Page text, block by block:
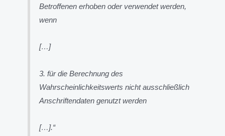
Betroffenen erhoben oder verwendet werden,
wenn
[…]
3. für die Berechnung des
Wahrscheinlichkeitswerts nicht ausschließlich
Anschriftendaten genutzt werden
[…].“